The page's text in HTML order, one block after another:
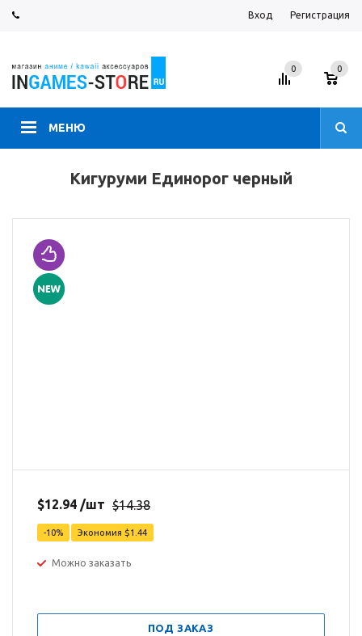
Вход Регистрация
МЕНЮ
0 0
Кигуруми Единорог черный
$12.94 /шт $14.38
-10% Экономия $1.44
Можно заказать
ПОД ЗАКАЗ